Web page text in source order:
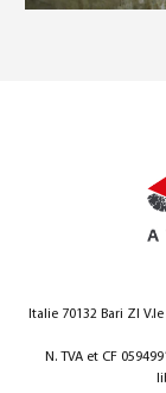
Italie 70132 Bari ZI
N. TVA et CF